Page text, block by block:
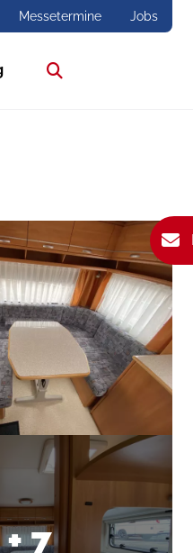
Messetermine Jobs
+ 7